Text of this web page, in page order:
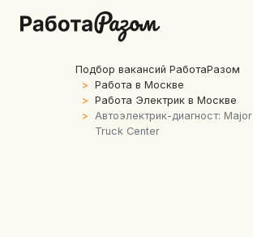
Подбор вакансий РаботаРазом
Работа в Москве
Работа Электрик в Москве
Автоэлектрик-диагност: Major
Truck Center